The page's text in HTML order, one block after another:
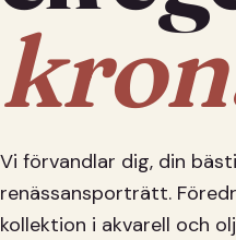
Vi förvandlar dig, din
renässansporträtt.
kollektion i akvarell och